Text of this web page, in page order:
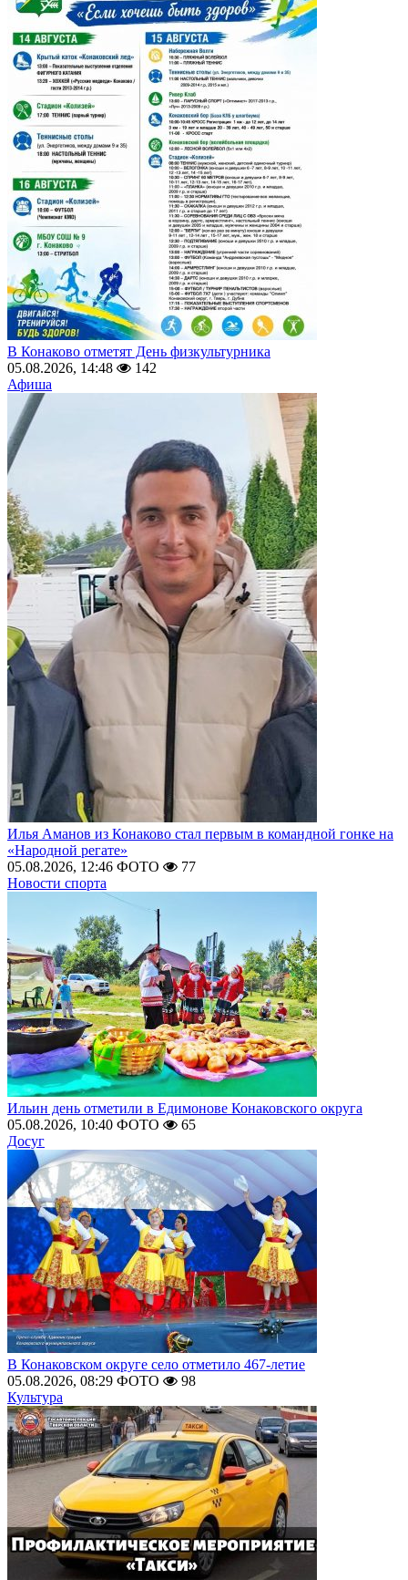
В Конаково отметят День физкультурника
05.08.2026, 14:48
142
Афиша
Илья Аманов из Конаково стал первым в командной гонке на
«Народной регате»
05.08.2026, 12:46 ФОТО
77
Новости спорта
Ильин день отметили в Едимонове Конаковского округа
05.08.2026, 10:40 ФОТО
65
Досуг
В Конаковском округе село отметило 467-летие
05.08.2026, 08:29 ФОТО
98
Культура